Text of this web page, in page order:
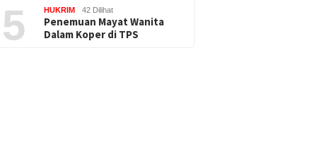
5 HUKRIM 42 Dilihat
Penemuan Mayat Wanita
Dalam Koper di TPS